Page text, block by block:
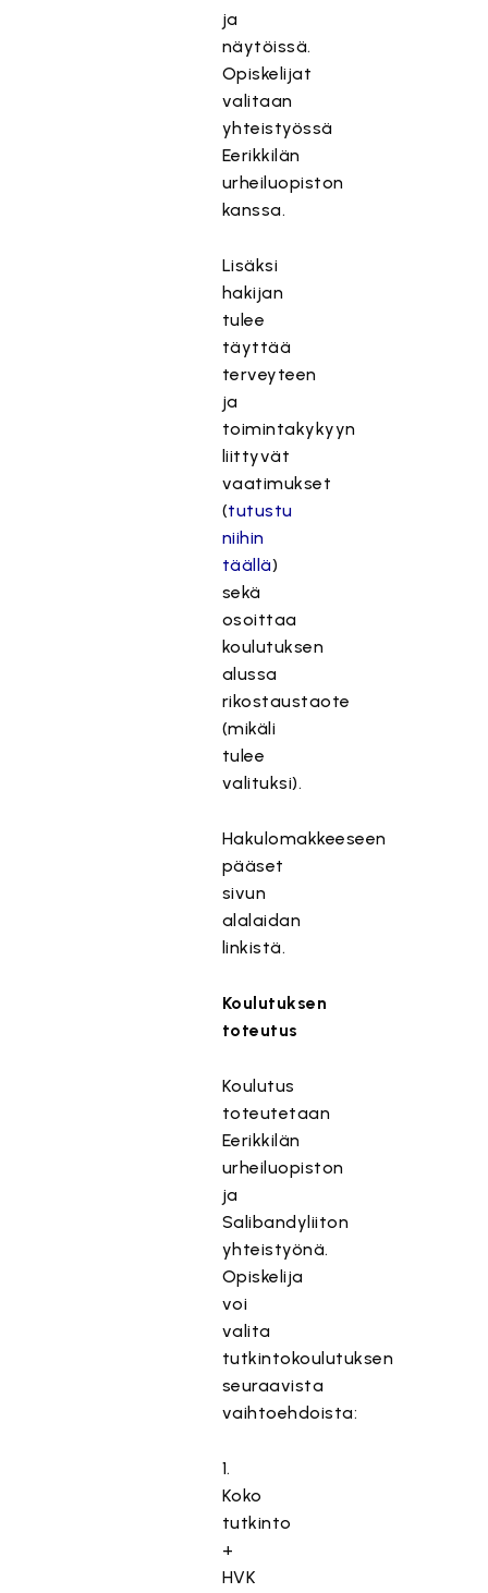
ja
näytöissä.
Opiskelijat
valitaan
yhteistyössä
Eerikkilän
urheiluopiston
kanssa.
Lisäksi
hakijan
tulee
täyttää
terveyteen
ja
toimintakykyyn
liittyvät
vaatimukset
(tutustu
niihin
täällä)
sekä
osoittaa
koulutuksen
alussa
rikostaustaote
(mikäli
tulee
valituksi).
Hakulomakkeeseen
pääset
sivun
alalaidan
linkistä.
Koulutuksen
toteutus
Koulutus
toteutetaan
Eerikkilän
urheiluopiston
ja
Salibandyliiton
yhteistyönä.
Opiskelija
voi
valita
tutkintokoulutuksen
seuraavista
vaihtoehdoista:
1.
Koko
tutkinto
+
HVK